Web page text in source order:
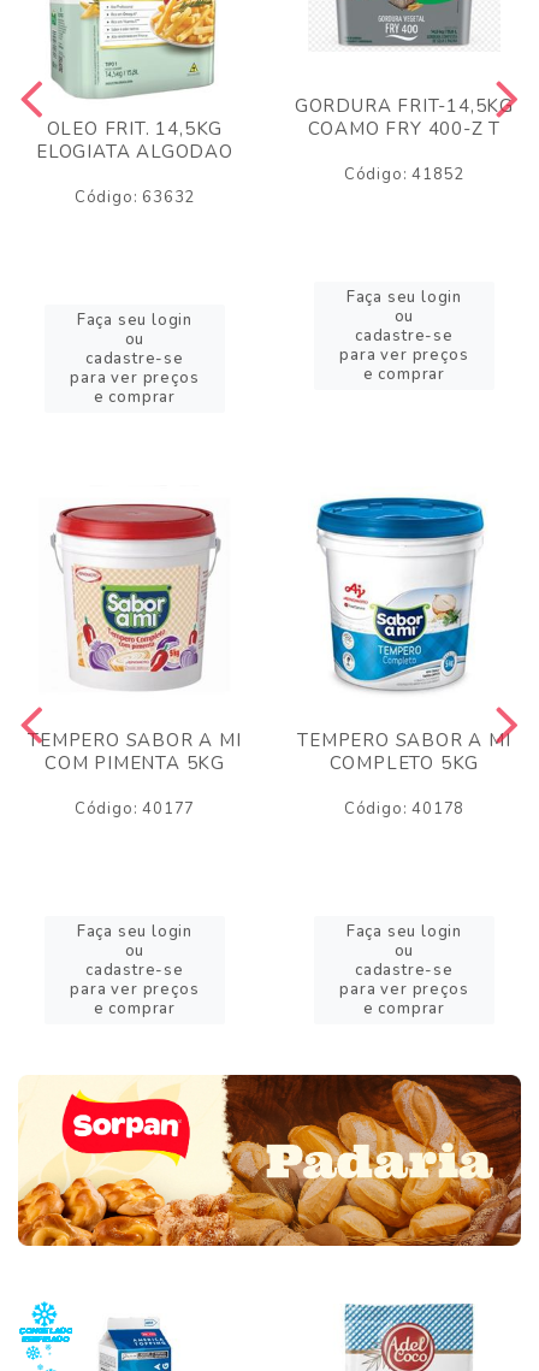
OLEO FRIT. 14,5KG
ELOGIATA ALGODAO
Código: 63632
Faça seu login
ou
cadastre-se
para ver preços
e comprar
GORDURA FRIT-14,5KG
COAMO FRY 400-Z T
Código: 41852
Faça seu login
ou
cadastre-se
para ver preços
e comprar
TEMPERO SABOR A MI
COM PIMENTA 5KG
Código: 40177
Faça seu login
ou
cadastre-se
para ver preços
e comprar
TEMPERO SABOR A MI
COMPLETO 5KG
Código: 40178
Faça seu login
ou
cadastre-se
para ver preços
e comprar